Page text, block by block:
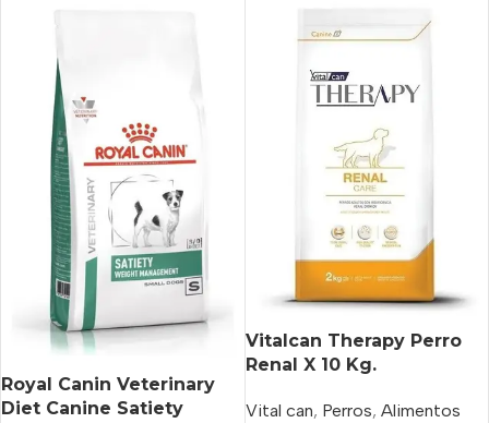
Royal Canin Veterinary
Diet Canine Satiety
Vitalcan Therapy Perro
Renal X 10 Kg.
Vital can, Perros, Alimentos